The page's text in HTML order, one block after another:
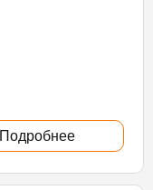
Подробнее